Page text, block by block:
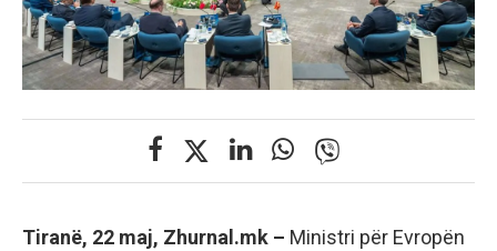
Tiranë, 22 maj, Zhurnal.mk – Ministri për Evropën